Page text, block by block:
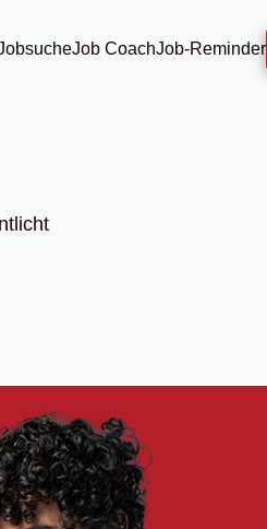
Job CoachJob-Reminder